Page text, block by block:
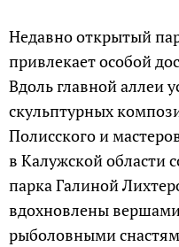
Недавно открытый
привлекает особой
Вдоль главной аллеи
скульптурных
Полисского и
в Калужской области
парка Галиной
вдохновлены
рыболовными